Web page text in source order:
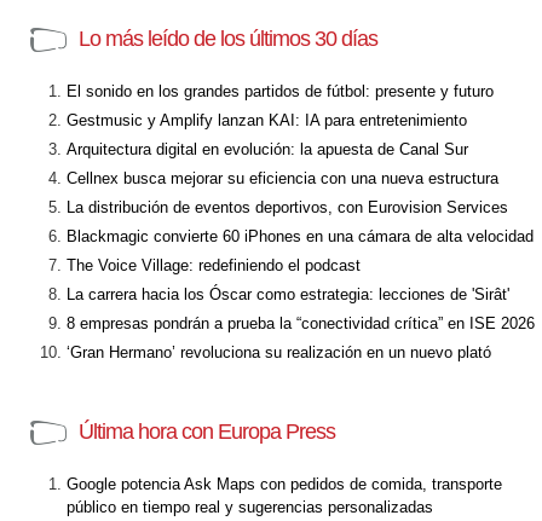
Lo más leído de los últimos 30 días
El sonido en los grandes partidos de fútbol: presente y futuro
Gestmusic y Amplify lanzan KAI: IA para entretenimiento
Arquitectura digital en evolución: la apuesta de Canal Sur
Cellnex busca mejorar su eficiencia con una nueva estructura
La distribución de eventos deportivos, con Eurovision Services
Blackmagic convierte 60 iPhones en una cámara de alta velocidad
The Voice Village: redefiniendo el podcast
La carrera hacia los Óscar como estrategia: lecciones de 'Sirât'
8 empresas pondrán a prueba la “conectividad crítica” en ISE 2026
‘Gran Hermano’ revoluciona su realización en un nuevo plató
Última hora con Europa Press
Google potencia Ask Maps con pedidos de comida, transporte
público en tiempo real y sugerencias personalizadas